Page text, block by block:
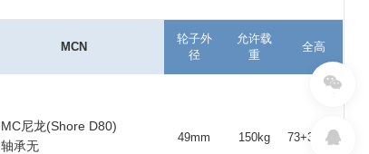
MCN
轮子外
径
允许载
重
全高
MC尼龙(Shore D80)
轴承无
49mm 150kg 73+35mm